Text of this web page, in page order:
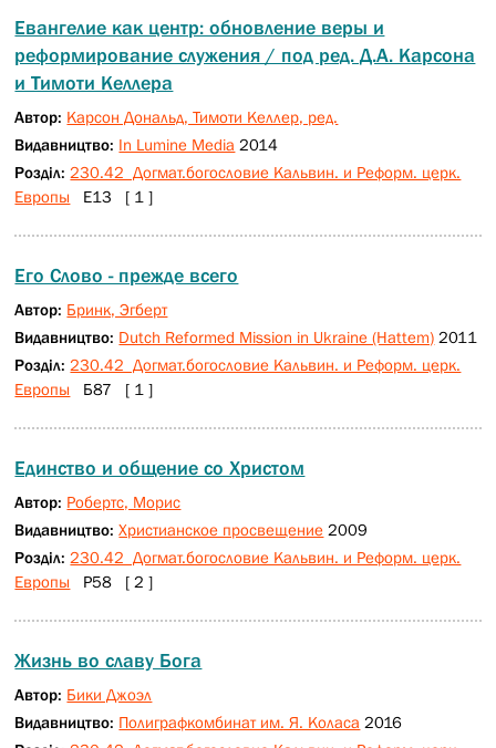
Евангелие как центр: обновление веры и
реформирование служения / под ред. Д.А. Карсона
и Тимоти Келлера
Автор: Карсон Дональд, Тимоти Келлер, ред.
Видавництво: In Lumine Media 2014
Розділ: 230.42 Догмат.богословие Кальвин. и Реформ. церк.
Европы E13 [ 1 ]
Его Слово - прежде всего
Автор: Бринк, Эгберт
Видавництво: Dutch Reformed Mission in Ukraine (Hattem) 2011
Розділ: 230.42 Догмат.богословие Кальвин. и Реформ. церк.
Европы Б87 [ 1 ]
Единство и общение со Христом
Автор: Робертс, Морис
Видавництво:Христианское просвещение 2009
Розділ: 230.42 Догмат.богословие Кальвин. и Реформ. церк.
Европы Р58 [ 2 ]
Жизнь во славу Бога
Автор: Бики Джоэл
Видавництво: Полиграфкомбинат им. Я. Коласа 2016